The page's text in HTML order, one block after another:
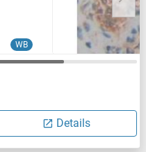
WB
Details